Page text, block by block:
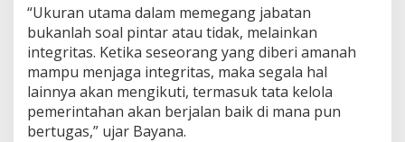
e
k
a
n
k
a
n
P
“Ukuran utama dalam memegang jabatan
bukanlah soal pintar atau tidak, melainkan
integritas. Ketika seseorang yang diberi amanah
mampu menjaga integritas, maka segala hal
lainnya akan mengikuti, termasuk tata kelola
pemerintahan akan berjalan baik di mana pun
bertugas,” ujar Bayana.